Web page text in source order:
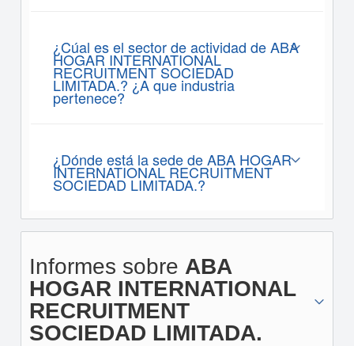
¿Cúal es el sector de actividad de ABA
HOGAR INTERNATIONAL
RECRUITMENT SOCIEDAD
LIMITADA.? ¿A que industria
pertenece?
¿Dónde está la sede de ABA HOGAR
INTERNATIONAL RECRUITMENT
SOCIEDAD LIMITADA.?
Informes sobre ABA
HOGAR INTERNATIONAL
RECRUITMENT
SOCIEDAD LIMITADA.